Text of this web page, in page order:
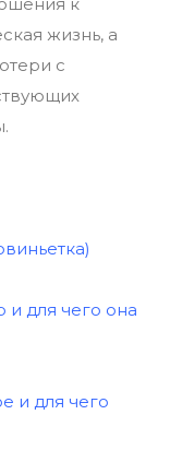
жизнь, а
с
для чего она
и для чего